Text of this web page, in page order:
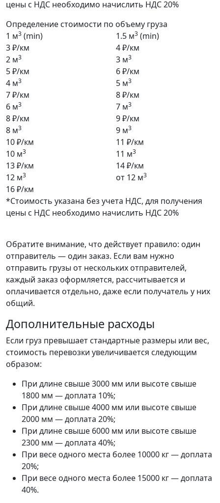
цены с НДС необходимо начислить НДС 20%
Определение стоимости по объему груза
1 м3 (min)
3 ₽/км
1.5 м3 (min)
4 ₽/км
2 м3
5 ₽/км
3 м3
6 ₽/км
4 м3
7 ₽/км
5 м3
8 ₽/км
6 м3
8 ₽/км
7 м3
9 ₽/км
8 м3
10 ₽/км
9 м3
11 ₽/км
10 м3
13 ₽/км
11 м3
14 ₽/км
12 м3
16 ₽/км
от 12 м3
*Стоимость указана без учета НДС, для получения
цены с НДС необходимо начислить НДС 20%
Обратите внимание, что действует правило: один
отправитель — один заказ. Если вам нужно
отправить грузы от нескольких отправителей,
каждый заказ оформляется, рассчитывается и
оплачивается отдельно, даже если получатель у них
общий.
Дополнительные расходы
Если груз превышает стандартные размеры или вес,
стоимость перевозки увеличивается следующим
образом:
При длине свыше 3000 мм или высоте свыше
1800 мм — доплата 10%;
При длине свыше 4000 мм или высоте свыше
2000 мм — доплата 20%;
При длине свыше 6000 мм или высоте свыше
2300 мм — доплата 40%;
При весе одного места более 10000 кг — доплата
20%;
При весе одного места более 15000 кг — доплата
40%.